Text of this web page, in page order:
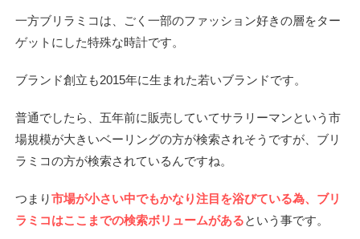
一方ブリラミコは、ごく一部のファッション好きの層をター
ゲットにした特殊な時計です。
ブランド創立も2015年に生まれた若いブランドです。
普通でしたら、五年前に販売していてサラリーマンという市
場規模が大きいベーリングの方が検索されそうですが、ブリ
ラミコの方が検索されているんですね。
つまり市場が小さい中でもかなり注目を浴びている為、ブリ
ラミコはここまでの検索ボリュームがあるという事です。